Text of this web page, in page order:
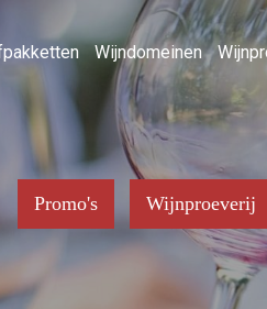
Wijndomeinen
Promo's Wijnproeverij